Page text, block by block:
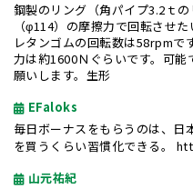
鋼製のリング（角パイプ3.2ｔ
（φ114）の摩擦力で回転させ
レタンゴムの回転数は58rpmで
力は約1600Ｎぐらいです。可
願いします。生形
EFaloks
毎日ボーナスをもらうのは、日
を買うくらい習慣化できる。
山元祐紀